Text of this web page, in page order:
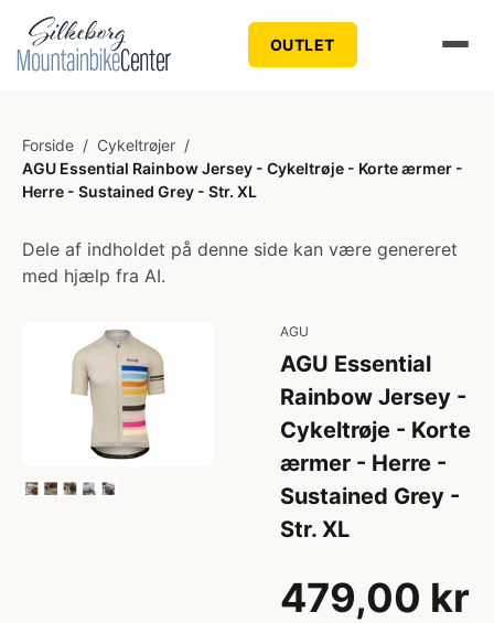
OUTLET
Forside / Cykeltrøjer /
AGU Essential Rainbow Jersey - Cykeltrøje - Korte ærmer -
Herre - Sustained Grey - Str. XL
Dele af indholdet på denne side kan være genereret
med hjælp fra AI.
AGU
AGU Essential
Rainbow Jersey -
Cykeltrøje - Korte
ærmer - Herre -
Sustained Grey -
Str. XL
479,00 kr